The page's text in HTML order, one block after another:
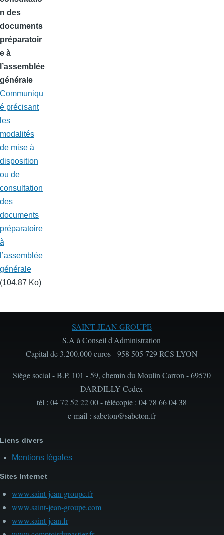
n des
documents
préparatoir
e à
l’assemblée
générale
Communiqu
é précisant
les
modalités
de mise à
disposition
ou de
consultation
des
documents
préparatoire
à
l’assemblée
générale
(104.87 Ko)
SAINT JEAN GROUPE
S.A à Conseil d'Administration
Capital de 3.200.000 euros - 958 505 729 RCS LYON
Siège social - B.P. 101 - 59, chemin du Moulin Carron - 69570
DARDILLY Cedex
tél : 04 72 52 22 00 - télécopie : 04 78 66 04 38
e-mail : sabeton@sabeton.fr
Liens divers
Mentions légales
Sites Internet
www.saint-jean-groupe.fr
www.saint-jean-groupe.com
www.saint-jean.fr